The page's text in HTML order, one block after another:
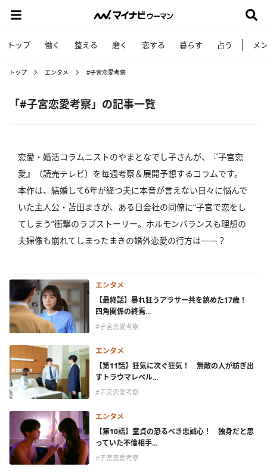
トップ 働く 整える 磨く 恋する 暮らす 占う メ
トップ エンタメ #子宮恋愛考察
「#子宮恋愛考察」の記事一覧
恋愛・婚活コラムニストのやまとなでし子さんが、『子宮恋
愛』（読売テレビ）を毎週考察＆展開予想するコラムです。
本作は、結婚して6年が経つ夫に本音が言えない日々に悩んで
いた主人公・苫田まきが、ある日会社の同僚に“子宮で恋をし
てしまう”衝撃のラブストーリー。ホルモンバランスも理想の
夫婦像も崩れてしまったまきの婚外恋愛の行方は――？
エンタメ
【最終話】暴れ狂うアラサー共を鎮めた17歳！
四角関係の終焉...
#子宮恋愛考察
エンタメ
【第11話】狂気に次ぐ狂気！ 無敵の人が紡ぎ出
すトラウマレベル...
#子宮恋愛考察
エンタメ
【第10話】童貞の恐るべき忠誠心！ 独身だと思
っていた不倫相手...
#子宮恋愛考察